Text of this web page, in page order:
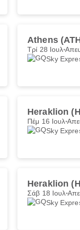
Athens
Τρί 28 Ιουλ
Sky
Heraklion
Πέμ 16 Ιουλ
Sky
Heraklion
Σάβ 18 Ιουλ
Sky